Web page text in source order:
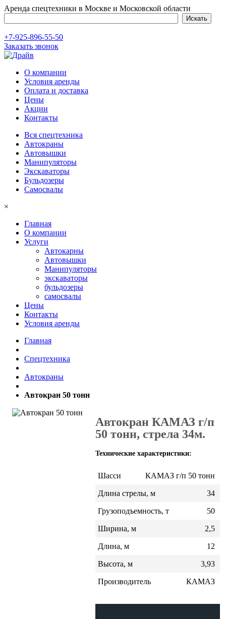
Аренда спецтехники в Москве и Московской области
+7-925-896-55-50
Заказать звонок
О компании
Условия аренды
Оплата и доставка
Цены
Акции
Контакты
Вся спецтехника
Автокраны
Автовышки
Манипуляторы
Экскаваторы
Бульдозеры
Самосвалы
×
Главная
О компании
Услуги
Автокарны
Автовышки
Манипуляторы
экскаваторы
бульдозеры
самосвалы
Цены
Контакты
Условия аренды
Главная
Спецтехника
Автокраны
Автокран 50 тонн
Автокран КАМАЗ г/п
50 тонн, стрела 34м.
Технические характеристики:
Шасси КАМАЗ г/п 50 тонн
Длина стрелы, м 34
Грузоподъемность, т 50
Ширина, м 2,5
Длина, м 12
Высота, м 3,93
Производитель КАМАЗ